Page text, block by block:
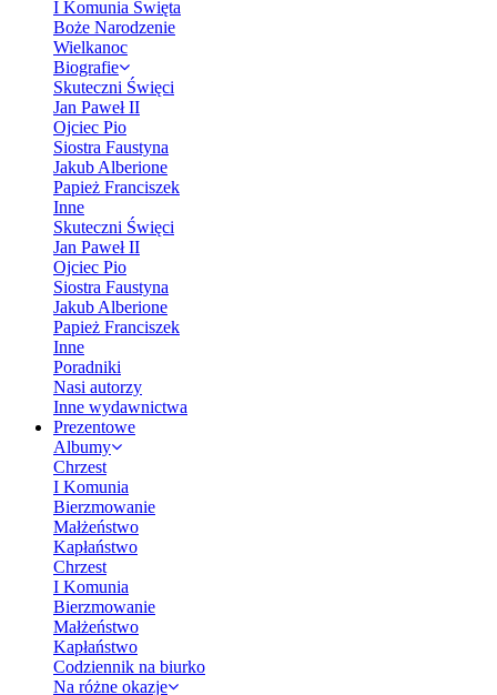
I Komunia Święta
Boże Narodzenie
Wielkanoc
Biografie
Skuteczni Święci
Jan Paweł II
Ojciec Pio
Siostra Faustyna
Jakub Alberione
Papież Franciszek
Inne
Skuteczni Święci
Jan Paweł II
Ojciec Pio
Siostra Faustyna
Jakub Alberione
Papież Franciszek
Inne
Poradniki
Nasi autorzy
Inne wydawnictwa
Prezentowe
Albumy
Chrzest
I Komunia
Bierzmowanie
Małżeństwo
Kapłaństwo
Chrzest
I Komunia
Bierzmowanie
Małżeństwo
Kapłaństwo
Codziennik na biurko
Na różne okazje